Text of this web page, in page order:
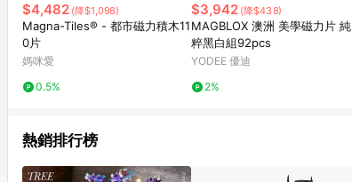
$4,482 (降$1,098)
Magna-Tiles® - 都市磁力積木11
0片
媽咪愛
0.5%
$3,942 (降$438)
MAGBLOX 澳洲 美學磁力片 純
粹黑白組92pcs
YODEE 優迪
2%
熱銷排行榜